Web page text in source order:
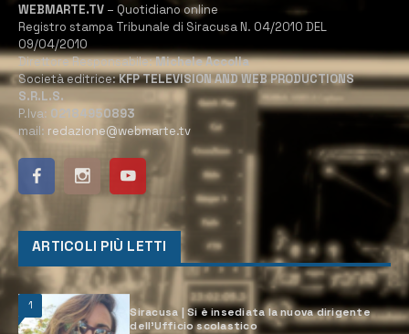
WEBMARTE.TV – Quotidiano online
Registro stampa Tribunale di Siracusa N. 04/2010 DEL
09/04/2010
Direttore Responsabile:Michele Accolla
Società editrice:KFP TELEVISION AND WEB PRODUCTIONS
S.R.L.S.
P.Iva: 02184950893
mail: redazione@webmarte.tv
ARTICOLI PIÙ LETTI
1
Siracusa | Si è insediata la nuova dirigente
dell’Ufficio scolastico